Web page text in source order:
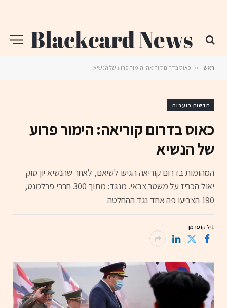
ראשי » כאוס בדרום קוריאה: הימור פרוע של הנשיא
חדשות בוערות
כאוס בדרום קוריאה: הימור פרוע
של הנשיא
המהומות בדרום קוריאה הגיעו לשיאם, לאחר שהנשיא יון סוק
יאול הכריז על משטר צבאי. מנגד: מתוך 300 חברי פרלמנט,
190 הצביעו פה אחד נגד ההחלטה
גיל קופרמן